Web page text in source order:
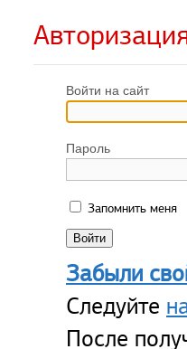
Войти на сайт
Пароль
Запомнить меня
Забыли
Следуйте
После